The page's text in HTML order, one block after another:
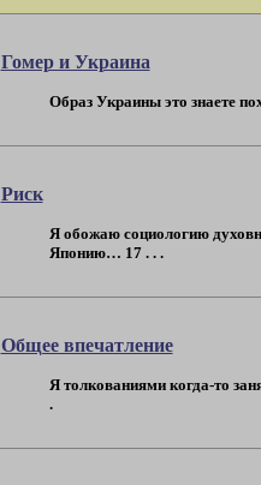
Гомер и Украина
Образ Украины это знаете
Риск
Я обожаю социологию
Японию… 17 . . .
Общее впечатление
Я толкованиями когда-то
.